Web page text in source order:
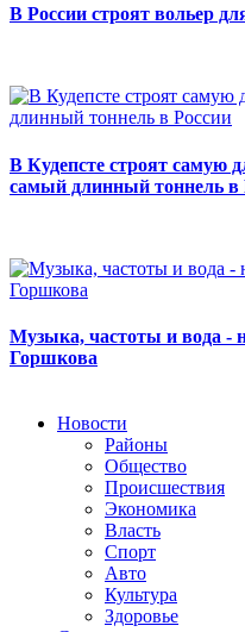
В России строят вольер
В Кудепсте строят самую
самый длинный тоннель в
Музыка, частоты и вода -
Горшкова
Новости
Районы
Общество
Происшествия
Экономика
Власть
Спорт
Авто
Культура
Здоровье